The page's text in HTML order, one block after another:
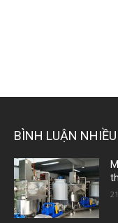
BÌNH LUẬN NHIỀU